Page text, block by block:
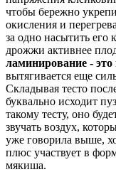
чтобы бережно
окисления и
за одно насытить его
дрожжи активнее
ламинирование - это
вытягивается еще
Складывая тесто
буквально исходит
такому тесту, оно
звучать воздух,
уже говорила выше,
плюс участвует в
мякиша.